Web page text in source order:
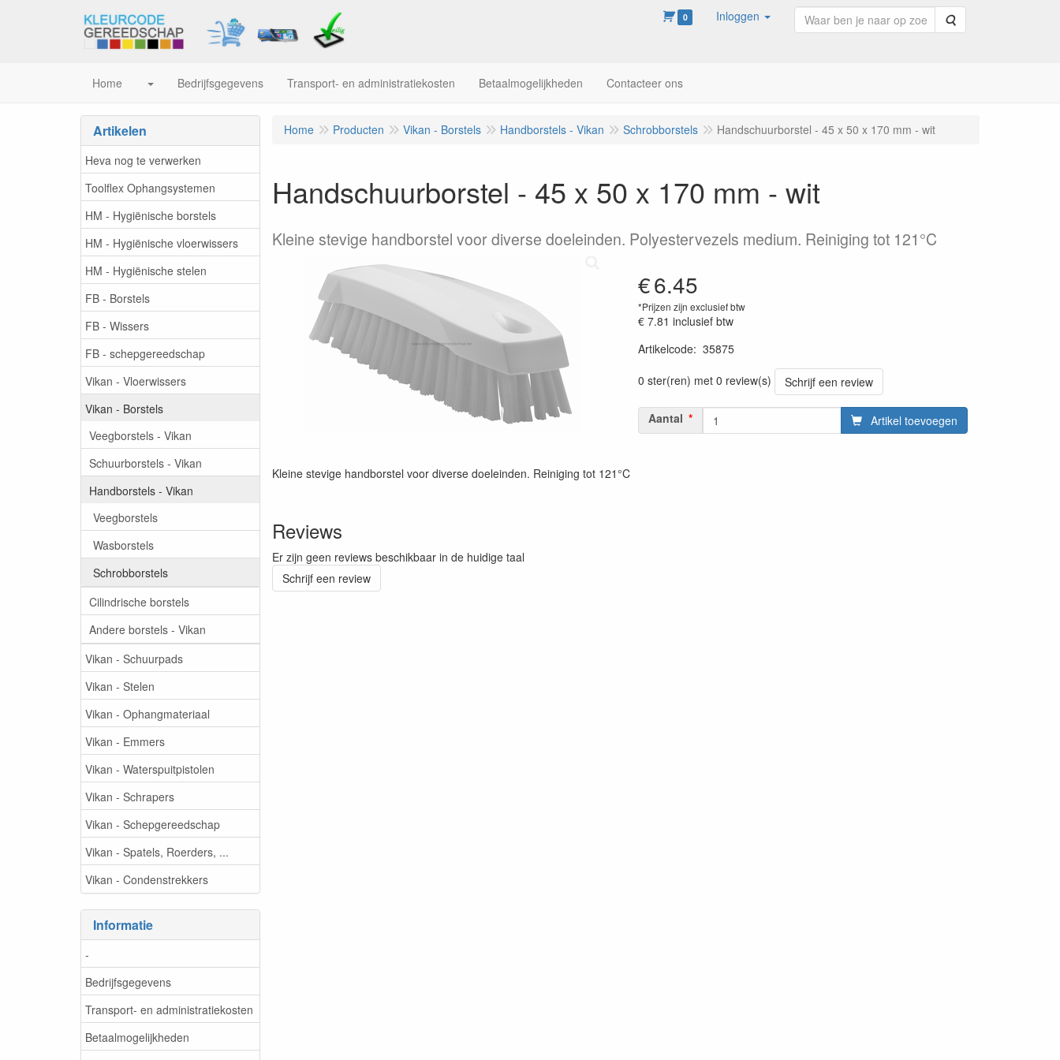
0 Inloggen Zoeken
Home Bedrijfsgegevens Transport- en administratiekosten Betaalmogelijkheden Contacteer ons
Artikelen
Heva nog te verwerken
Toolflex Ophangsystemen
HM - Hygiënische borstels
HM - Hygiënische vloerwissers
HM - Hygiënische stelen
FB - Borstels
FB - Wissers
FB - schepgereedschap
Vikan - Vloerwissers
Vikan - Borstels
Veegborstels - Vikan
Schuurborstels - Vikan
Handborstels - Vikan
Veegborstels
Wasborstels
Schrobborstels
Cilindrische borstels
Andere borstels - Vikan
Vikan - Schuurpads
Vikan - Stelen
Vikan - Ophangmateriaal
Vikan - Emmers
Vikan - Waterspuitpistolen
Vikan - Schrapers
Vikan - Schepgereedschap
Vikan - Spatels, Roerders, ...
Vikan - Condenstrekkers
Informatie
-
Bedrijfsgegevens
Transport- en administratiekosten
Betaalmogelijkheden
Home Producten Vikan - Borstels Handborstels - Vikan Schrobborstels Handschuurborstel - 45 x 50 x 170 mm - wit
Handschuurborstel - 45 x 50 x 170 mm - wit
Kleine stevige handborstel voor diverse doeleinden. Polyestervezels medium. Reiniging tot 121°C
€6.45
*Prijzen zijn exclusief btw
€ 7.81 inclusief btw
Artikelcode: 35875
0 ster(ren) met 0 review(s)
Schrijf een review
Aantal Artikel toevoegen
Kleine stevige handborstel voor diverse doeleinden. Reiniging tot 121°C
Reviews
Er zijn geen reviews beschikbaar in de huidige taal
Schrijf een review